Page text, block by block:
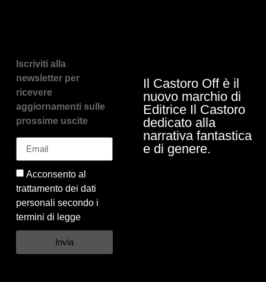
Iscriviti alla
newsletter per
ricevere
aggiornamenti sulle
prossime uscite
Acconsento al
trattamento dei dati
personali secondo i
termini di legge
Invia
Il Castoro Off è il
nuovo marchio di
Editrice Il Castoro
dedicato alla
narrativa fantastica
e di genere.